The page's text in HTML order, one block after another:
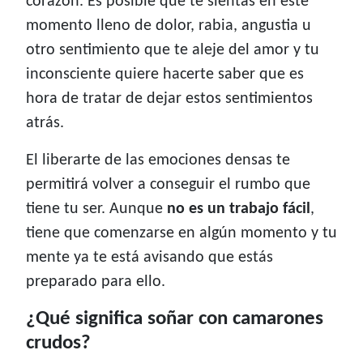
momento lleno de dolor, rabia, angustia u
otro sentimiento que te aleje del amor y tu
inconsciente quiere hacerte saber que es
hora de tratar de dejar estos sentimientos
atrás.
El liberarte de las emociones densas te
permitirá volver a conseguir el rumbo que
tiene tu ser. Aunque no es un trabajo fácil,
tiene que comenzarse en algún momento y tu
mente ya te está avisando que estás
preparado para ello.
¿Qué significa soñar con camarones
crudos?